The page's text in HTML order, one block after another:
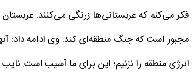
فکر می‌کنم که عربستانی‌ها زرنگی می‌کنند.
مجبور است که جنگ منطقه‌ای کند. وی ادامه داد:
انرژی منطقه را نزنیم؛ این برای ما آسیب است.